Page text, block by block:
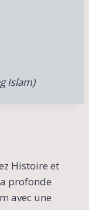
Islam)
Histoire et
profonde
avec une